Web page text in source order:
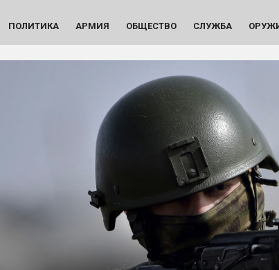
ПОЛИТИКА АРМИЯ ОБЩЕСТВО СЛУЖБА